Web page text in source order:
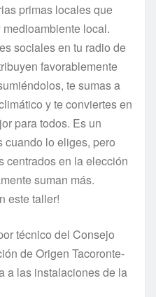
primas locales que
local.
sociales en tu radio de
favorablemente
te sumas a
y te conviertes en
para todos. Es un
cuando lo eliges, pero
centrados en la elección
suman más.
este taller!
técnico del Consejo
de Origen Tacoronte-
a las instalaciones de la